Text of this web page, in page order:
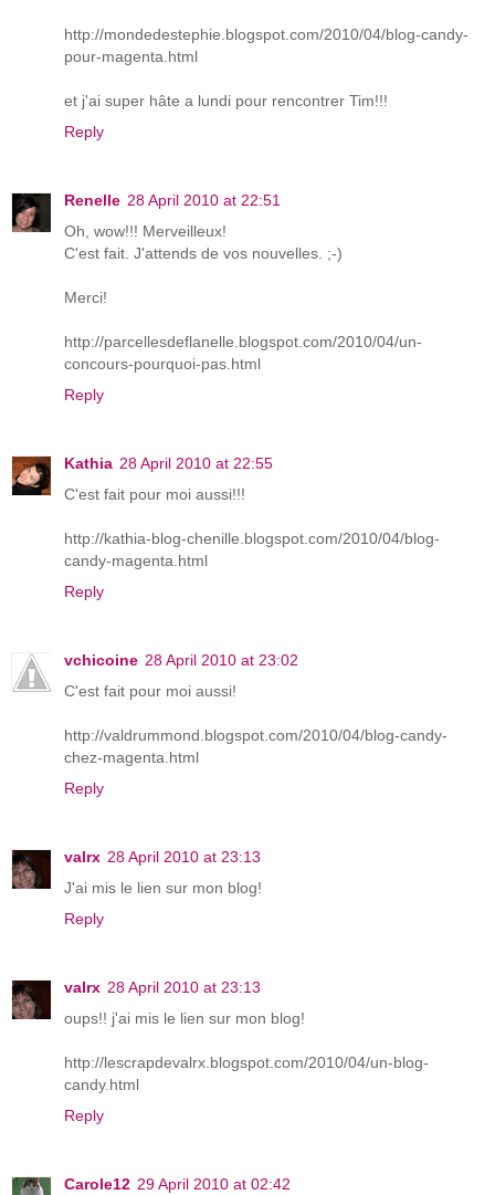
http://mondedestephie.blogspot.com/2010/04/blog-candy-
pour-magenta.html
et j'ai super hâte a lundi pour rencontrer Tim!!!
Reply
Renelle 28 April 2010 at 22:51
Oh, wow!!! Merveilleux!
C'est fait. J'attends de vos nouvelles. ;-)
Merci!
http://parcellesdeflanelle.blogspot.com/2010/04/un-
concours-pourquoi-pas.html
Reply
Kathia 28 April 2010 at 22:55
C'est fait pour moi aussi!!!
http://kathia-blog-chenille.blogspot.com/2010/04/blog-
candy-magenta.html
Reply
vchicoine 28 April 2010 at 23:02
C'est fait pour moi aussi!
http://valdrummond.blogspot.com/2010/04/blog-candy-
chez-magenta.html
Reply
valrx 28 April 2010 at 23:13
J'ai mis le lien sur mon blog!
Reply
valrx 28 April 2010 at 23:13
oups!! j'ai mis le lien sur mon blog!
http://lescrapdevalrx.blogspot.com/2010/04/un-blog-
candy.html
Reply
Carole12 29 April 2010 at 02:42